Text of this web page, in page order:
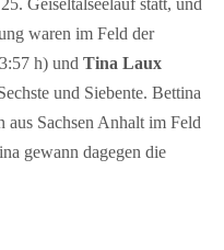
Geiseltalseelauf statt, und
waren im Feld der
h) und Tina Laux
und Siebente. Bettina
aus Sachsen Anhalt im Feld
gewann dagegen die